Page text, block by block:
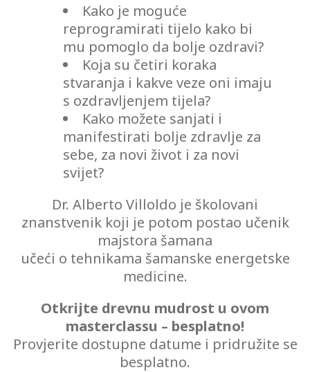
Kako je moguće
reprogramirati tijelo kako bi
mu pomoglo da bolje ozdravi?
Koja su četiri koraka
stvaranja i kakve veze oni imaju
s ozdravljenjem tijela?
Kako možete sanjati i
manifestirati bolje zdravlje za
sebe, za novi život i za novi
svijet?
Dr. Alberto Villoldo je školovani
znanstvenik koji je potom postao učenik
majstora šamana
učeći o tehnikama šamanske energetske
medicine.
Otkrijte drevnu mudrost u ovom
masterclassu – besplatno!
Provjerite dostupne datume i pridružite se
besplatno.